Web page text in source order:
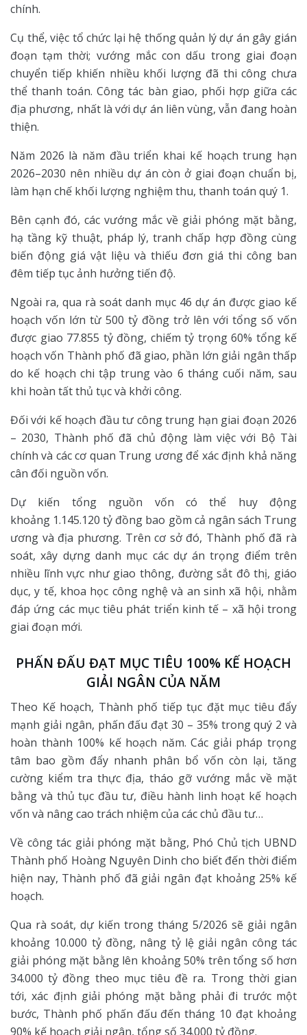
chính.
Cụ thể, việc tổ chức lại hệ thống quản lý dự án gây gián
đoạn tạm thời; vướng mắc con dấu trong giai đoạn
chuyển tiếp khiến nhiều khối lượng đã thi công chưa
thể thanh toán. Công tác bàn giao, phối hợp giữa các
địa phương, nhất là với dự án liên vùng, vẫn đang hoàn
thiện.
Năm 2026 là năm đầu triển khai kế hoạch trung hạn
2026–2030 nên nhiều dự án còn ở giai đoạn chuẩn bị,
làm hạn chế khối lượng nghiệm thu, thanh toán quý 1.
Bên cạnh đó, các vướng mắc về giải phóng mặt bằng,
hạ tầng kỹ thuật, pháp lý, tranh chấp hợp đồng cùng
biến động giá vật liệu và thiếu đơn giá thi công ban
đêm tiếp tục ảnh hưởng tiến độ.
Ngoài ra, qua rà soát danh mục 46 dự án được giao kế
hoạch vốn lớn từ 500 tỷ đồng trở lên với tổng số vốn
được giao 77.855 tỷ đồng, chiếm tỷ trọng 60% tổng kế
hoạch vốn Thành phố đã giao, phần lớn giải ngân thấp
do kế hoạch chi tập trung vào 6 tháng cuối năm, sau
khi hoàn tất thủ tục và khởi công.
Đối với kế hoạch đầu tư công trung hạn giai đoạn 2026
– 2030, Thành phố đã chủ động làm việc với Bộ Tài
chính và các cơ quan Trung ương để xác định khả năng
cân đối nguồn vốn.
Dự kiến tổng nguồn vốn có thể huy động
khoảng 1.145.120 tỷ đồng bao gồm cả ngân sách Trung
ương và địa phương. Trên cơ sở đó, Thành phố đã rà
soát, xây dựng danh mục các dự án trọng điểm trên
nhiều lĩnh vực như giao thông, đường sắt đô thị, giáo
dục, y tế, khoa học công nghệ và an sinh xã hội, nhằm
đáp ứng các mục tiêu phát triển kinh tế – xã hội trong
giai đoạn mới.
PHẤN ĐẤU ĐẠT MỤC TIÊU 100% KẾ HOẠCH
GIẢI NGÂN CỦA NĂM
Theo Kế hoạch, Thành phố tiếp tục đặt mục tiêu đẩy
mạnh giải ngân, phấn đấu đạt 30 – 35% trong quý 2 và
hoàn thành 100% kế hoạch năm. Các giải pháp trọng
tâm bao gồm đẩy nhanh phân bổ vốn còn lại, tăng
cường kiểm tra thực địa, tháo gỡ vướng mắc về mặt
bằng và thủ tục đầu tư, điều hành linh hoạt kế hoạch
vốn và nâng cao trách nhiệm của các chủ đầu tư…
Về công tác giải phóng mặt bằng, Phó Chủ tịch UBND
Thành phố Hoàng Nguyên Dinh cho biết đến thời điểm
hiện nay, Thành phố đã giải ngân đạt khoảng 25% kế
hoạch.
Qua rà soát, dự kiến trong tháng 5/2026 sẽ giải ngân
khoảng 10.000 tỷ đồng, nâng tỷ lệ giải ngân công tác
giải phóng mặt bằng lên khoảng 50% trên tổng số hơn
34.000 tỷ đồng theo mục tiêu đề ra. Trong thời gian
tới, xác định giải phóng mặt bằng phải đi trước một
bước, Thành phố phấn đấu đến tháng 10 đạt khoảng
90% kế hoạch giải ngân, tổng số 34.000 tỷ đồng.